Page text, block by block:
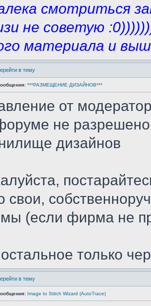
смотриться
не советую
материала и
в тему
***РАЗМЕЩЕНИЕ ДИЗАЙНОВ***
от
не разрешено
дизайнов
свои,
(если фирма не
только
в тему
Image to Stitch Wizard (AutoTrace)